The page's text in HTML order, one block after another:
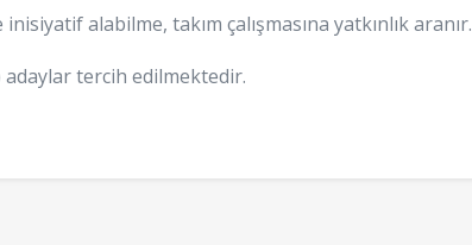
alabilme, takım çalışmasına yatkınlık aranır.
tercih edilmektedir.